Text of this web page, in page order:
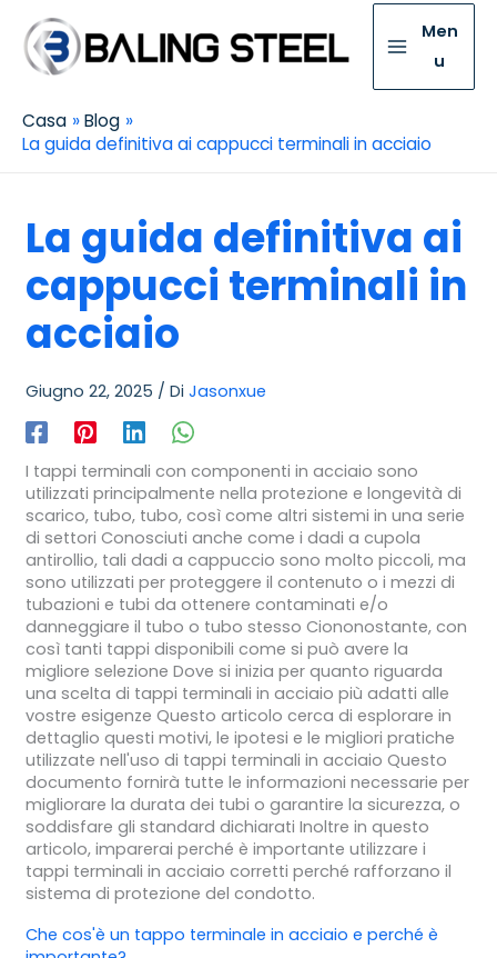
Men
u
Casa
Blog
La guida definitiva ai cappucci terminali in acciaio
La guida definitiva ai
cappucci terminali in
acciaio
Giugno 22, 2025 / Di Jasonxue
I tappi terminali con componenti in acciaio sono
utilizzati principalmente nella protezione e longevità di
scarico, tubo, tubo, così come altri sistemi in una serie
di settori Conosciuti anche come i dadi a cupola
antirollio, tali dadi a cappuccio sono molto piccoli, ma
sono utilizzati per proteggere il contenuto o i mezzi di
tubazioni e tubi da ottenere contaminati e/o
danneggiare il tubo o tubo stesso Ciononostante, con
così tanti tappi disponibili come si può avere la
migliore selezione Dove si inizia per quanto riguarda
una scelta di tappi terminali in acciaio più adatti alle
vostre esigenze Questo articolo cerca di esplorare in
dettaglio questi motivi, le ipotesi e le migliori pratiche
utilizzate nell'uso di tappi terminali in acciaio Questo
documento fornirà tutte le informazioni necessarie per
migliorare la durata dei tubi o garantire la sicurezza, o
soddisfare gli standard dichiarati Inoltre in questo
articolo, imparerai perché è importante utilizzare i
tappi terminali in acciaio corretti perché rafforzano il
sistema di protezione del condotto.
Che cos'è un tappo terminale in acciaio e perché è